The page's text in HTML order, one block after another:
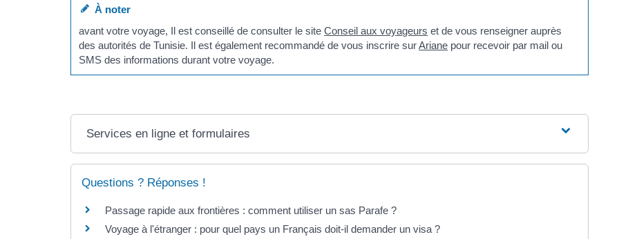
À noter
avant votre voyage, Il est conseillé de consulter le siteConseil aux voyageurs et de vous renseigner auprès
des autorités de Tunisie. Il est également recommandé de vous inscrire surAriane pour recevoir par mail ou
SMS des informations durant votre voyage.
Services en ligne et formulaires
Questions ? Réponses !
Passage rapide aux frontières : comment utiliser un sas Parafe ?
Voyage à l'étranger : pour quel pays un Français doit-il demander un visa ?